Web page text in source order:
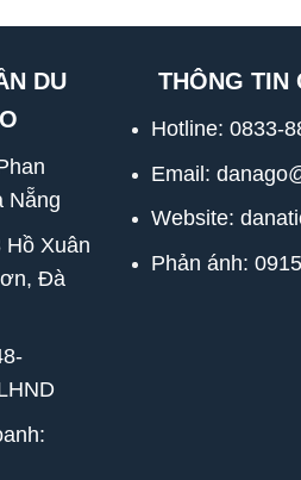
DU
Nẵng
Xuân
Đà
THÔNG TIN
Hotline:0833-
Email:
Website:
Phản ánh: